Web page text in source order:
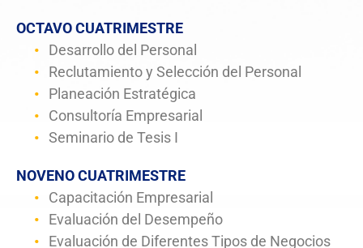
OCTAVO CUATRIMESTRE
Desarrollo del Personal
Reclutamiento y Selección del Personal
Planeación Estratégica
Consultoría Empresarial
Seminario de Tesis I
NOVENO CUATRIMESTRE
Capacitación Empresarial
Evaluación del Desempeño
Evaluación de Diferentes Tipos de Negocios